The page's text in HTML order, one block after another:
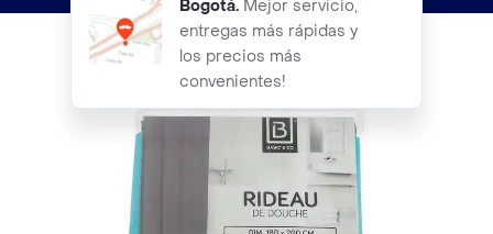
Bogotá. Mejor servicio,
entregas más rápidas y
los precios más
convenientes!